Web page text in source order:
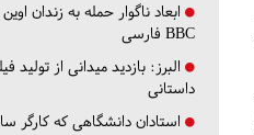
ابعاد ناگوار حمله به زندان
BBC فارسی
البرز: بازدید میدانی از تولید
داستانی
استادان دانشگاهی که کارگر